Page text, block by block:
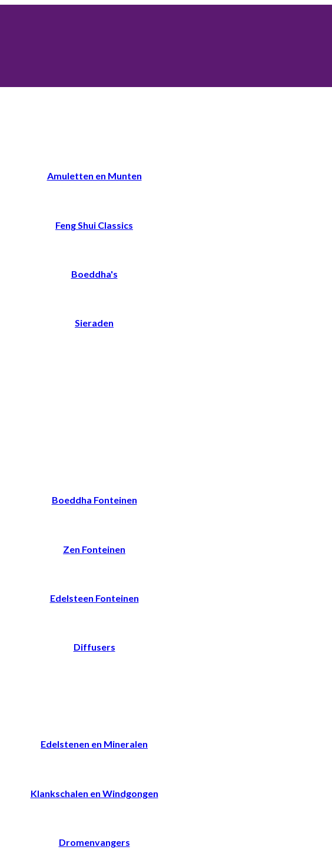
Amuletten en Munten
Feng Shui Classics
Boeddha's
Sieraden
Boeddha Fonteinen
Zen Fonteinen
Edelsteen Fonteinen
Diffusers
Edelstenen en Mineralen
Klankschalen en Windgongen
Dromenvangers